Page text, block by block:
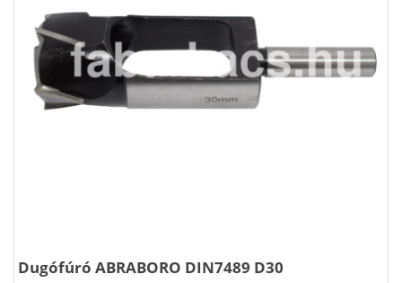
Dugófúró ABRABORO DIN7489 D30